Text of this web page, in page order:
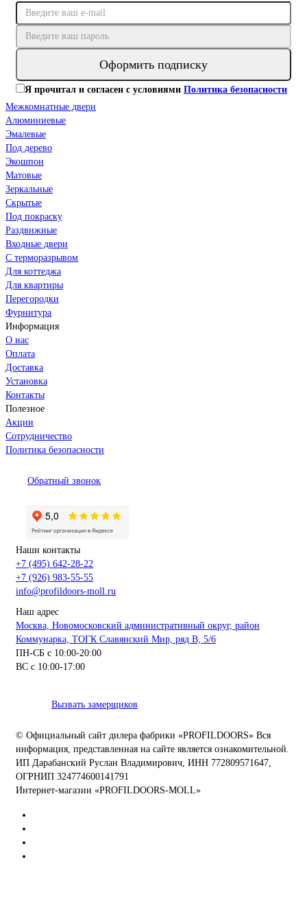
Оформить подписку
Я прочитал и согласен с условиями Политика безопасности
Межкомнатные двери
Алюминиевые
Эмалевые
Под дерево
Экошпон
Матовые
Зеркальные
Скрытые
Под покраску
Раздвижные
Входные двери
С терморазрывом
Для коттеджа
Для квартиры
Перегородки
Фурнитура
Информация
О нас
Оплата
Доставка
Установка
Контакты
Полезное
Акции
Сотрудничество
Политика безопасности
Обратный звонок
Наши контакты
+7 (495) 642-28-22
+7 (926) 983-55-55
info@profildoors-moll.ru
Наш адрес
Москва, Новомосковский административный округ, район
Коммунарка, ТОГК Славянский Мир, ряд В, 5/6
ПН-СБ с 10:00-20:00
ВС с 10:00-17:00
Вызвать замерщиков
© Официальный сайт дилера фабрики «PROFILDOORS» Вся
информация, представленная на сайте является ознакомительной.
ИП Дарабанский Руслан Владимирович, ИНН 772809571647,
ОГРНИП 324774600141791
Интернет-магазин «PROFILDOORS-MOLL»